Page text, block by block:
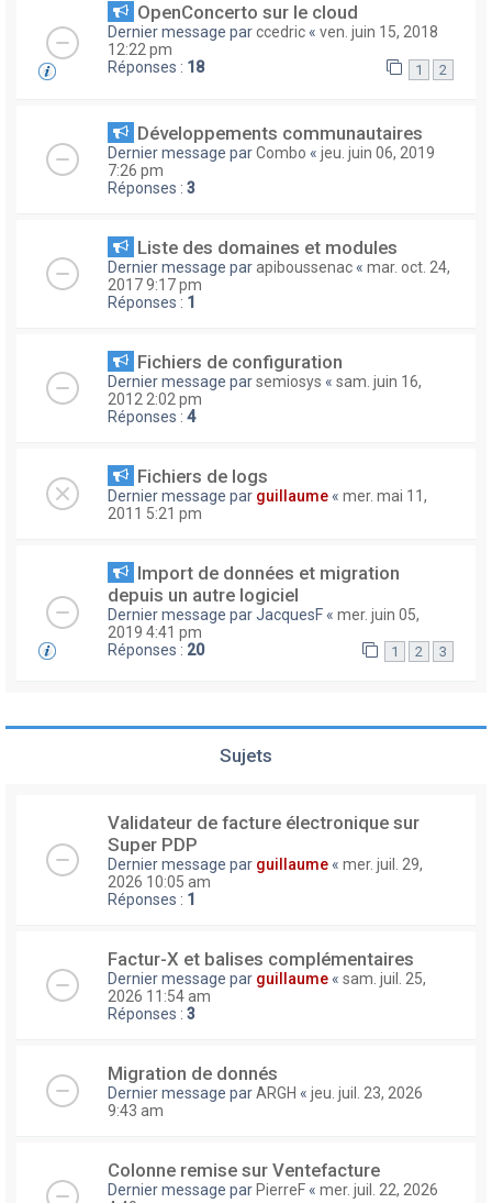
OpenConcerto sur le cloud
Dernier message parccedric « ven. juin 15, 2018
12:22 pm
Réponses : 18 1 2
Développements communautaires
Dernier message parCombo « jeu. juin 06, 2019
7:26 pm
Réponses : 3
Liste des domaines et modules
Dernier message parapiboussenac « mar. oct. 24,
2017 9:17 pm
Réponses : 1
Fichiers de configuration
Dernier message parsemiosys « sam. juin 16,
2012 2:02 pm
Réponses : 4
Fichiers de logs
Dernier message par guillaume « mer. mai 11,
2011 5:21 pm
Import de données et migration
depuis un autre logiciel
Dernier message parJacquesF « mer. juin 05,
2019 4:41 pm
Réponses : 20 1 2 3
Sujets
Validateur de facture électronique sur
Super PDP
Dernier message par guillaume « mer. juil. 29,
2026 10:05 am
Réponses : 1
Factur-X et balises complémentaires
Dernier message par guillaume « sam. juil. 25,
2026 11:54 am
Réponses : 3
Migration de donnés
Dernier message parARGH « jeu. juil. 23, 2026
9:43 am
Colonne remise sur Ventefacture
Dernier message par PierreF « mer. juil. 22, 2026